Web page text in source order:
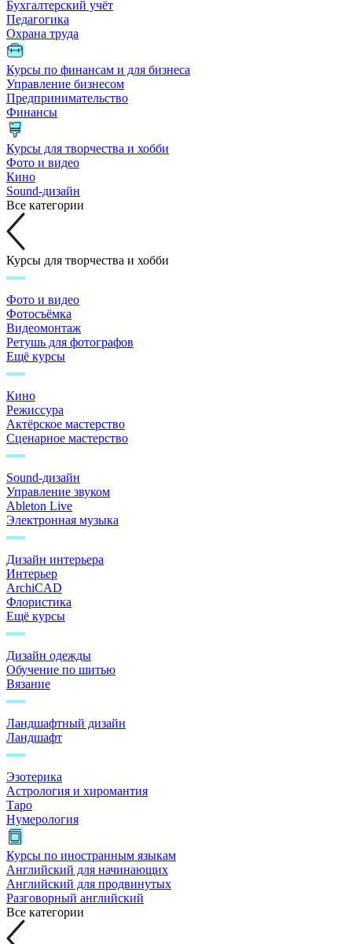
Бухгалтерский учёт
Педагогика
Охрана труда
Курсы по финансам и для бизнеса
Управление бизнесом
Предпринимательство
Финансы
Курсы для творчества и хобби
Фото и видео
Кино
Sound-дизайн
Все категории
Курсы для творчества и хобби
Фото и видео
Фотосъёмка
Видеомонтаж
Ретушь для фотографов
Ещё курсы
Кино
Режиссура
Актёрское мастерство
Сценарное мастерство
Sound-дизайн
Управление звуком
Ableton Live
Электронная музыка
Дизайн интерьера
Интерьер
ArchiCAD
Флористика
Ещё курсы
Дизайн одежды
Обучение по шитью
Вязание
Ландшафтный дизайн
Ландшафт
Эзотерика
Астрология и хиромантия
Таро
Нумерология
Курсы по иностранным языкам
Английский для начинающих
Английский для продвинутых
Разговорный английский
Все категории